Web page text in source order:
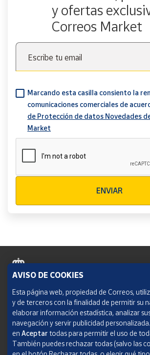
y ofertas
Correos Market
Escribe tu email
Marcando esta casilla consiento la
comunicaciones comerciales de
de Protección de datos Novedades
Market
ENVIAR
Política de cookies
Aviso legal
Condiciones del servicio
Política de Privacidad Web
AVISO DE COOKIES
Esta página web, propiedad de Correos,
y de terceros con la finalidad de permitir su
elaborar información estadística, analizar
navegación y servir publicidad
en Aceptar todas para permitir el uso de
También puedes rechazar todas (salvo las